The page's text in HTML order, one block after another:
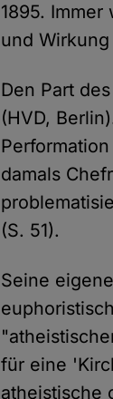
1895.
und
Den Part
(HVD,
damals
(S. 51).
Seine
für eine
atheistische